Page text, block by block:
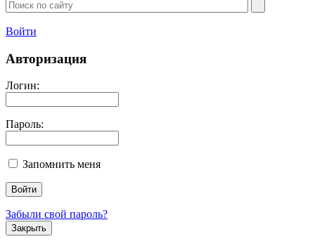
Войти
Авторизация
Логин:
Пароль:
Запомнить меня
Забыли свой пароль?
Закрыть